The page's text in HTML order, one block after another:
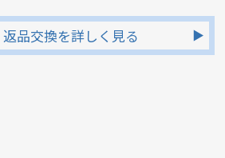
返品交換を詳しく見る